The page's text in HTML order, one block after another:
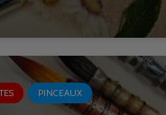
PINCEAUX